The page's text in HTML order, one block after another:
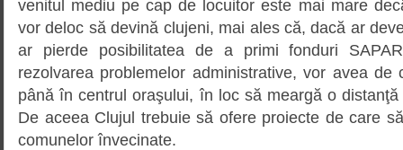
venitul mediu pe cap de locuitor este mai mare
vor deloc să devină clujeni, mai ales că, dacă ar
ar pierde posibilitatea de a primi fonduri
rezolvarea problemelor administrative, vor avea de
până în centrul oraşului, în loc să meargă o
De aceea Clujul trebuie să ofere proiecte de care
comunelor învecinate.